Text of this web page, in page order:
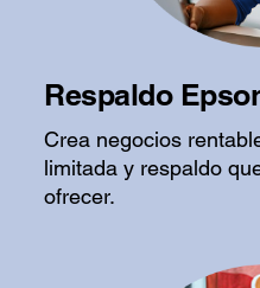
Respaldo
Crea negocios
limitada y respaldo
ofrecer.